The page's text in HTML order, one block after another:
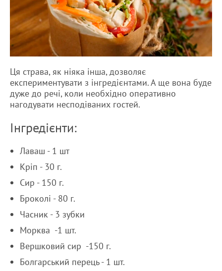
Ця страва, як ніяка інша, дозволяє
експериментувати з інгредієнтами. А ще вона буде
дуже до речі, коли необхідно оперативно
нагодувати несподіваних гостей.
Інгредієнти:
Лаваш - 1 шт
Кріп - 30 г.
Сир - 150 г.
Броколі - 80 г.
Часник - 3 зубки
Морква -1 шт.
Вершковий сир -150 г.
Болгарський перець - 1 шт.